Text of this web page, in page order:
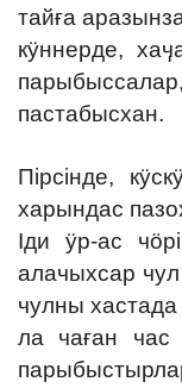
тайға
кӱннерде,
пастабысхан.
Пірсінде,
харындас
Іди ӱр-ас
алачыхсар
чулны хастада
ла чаған час